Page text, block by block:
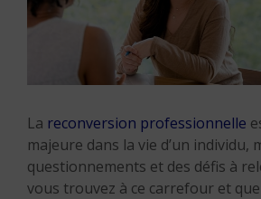
La reconversion professionnelle
majeure dans la vie d’un individu,
questionnements et des défis à
vous trouvez à ce carrefour et